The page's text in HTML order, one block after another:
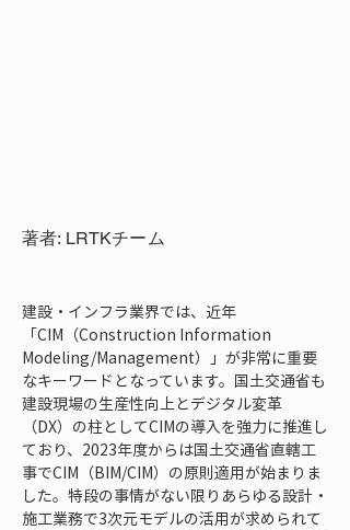
著者: LRTKチーム
建設・インフラ業界では、近年
「CIM（Construction Information
Modeling/Management）」が非常に重要
なキーワードとなっています。国土交通省も
建設現場の生産性向上とデジタル変革
（DX）の柱としてCIMの導入を強力に推進し
ており、2023年度からは国土交通省直轄工
事でCIM（BIM/CIM）の原則適用が始まりま
した。特段の事情がない限りあらゆる設計・
施工業務で3次元モデルの活用が求められて